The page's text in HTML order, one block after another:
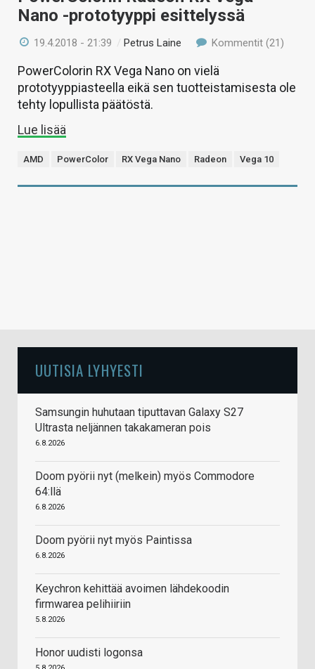
Nano -prototyyppi esittelyssä
19.4.2018 - 21:39 /Petrus Laine Kommentit (21)
PowerColorin RX Vega Nano on vielä
prototyyppiasteella eikä sen tuotteistamisesta ole
tehty lopullista päätöstä.
Lue lisää
AMD PowerColor RX Vega Nano Radeon Vega 10
UUTISIA LYHYESTI
Samsungin huhutaan tiputtavan Galaxy S27
Ultrasta neljännen takakameran pois
6.8.2026
Doom pyörii nyt (melkein) myös Commodore
64:llä
6.8.2026
Doom pyörii nyt myös Paintissa
6.8.2026
Keychron kehittää avoimen lähdekoodin
firmwarea pelihiiriin
5.8.2026
Honor uudisti logonsa